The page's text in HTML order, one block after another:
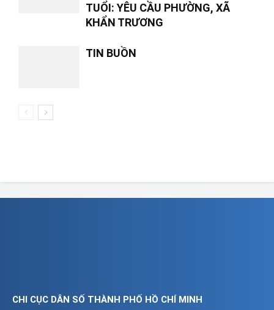
TUỔI: YÊU CẦU PHƯỜNG, XÃ
KHẨN TRƯƠNG
TIN BUỒN
CHI CỤC DÂN SỐ THÀNH PHỐ HỒ CHÍ MINH